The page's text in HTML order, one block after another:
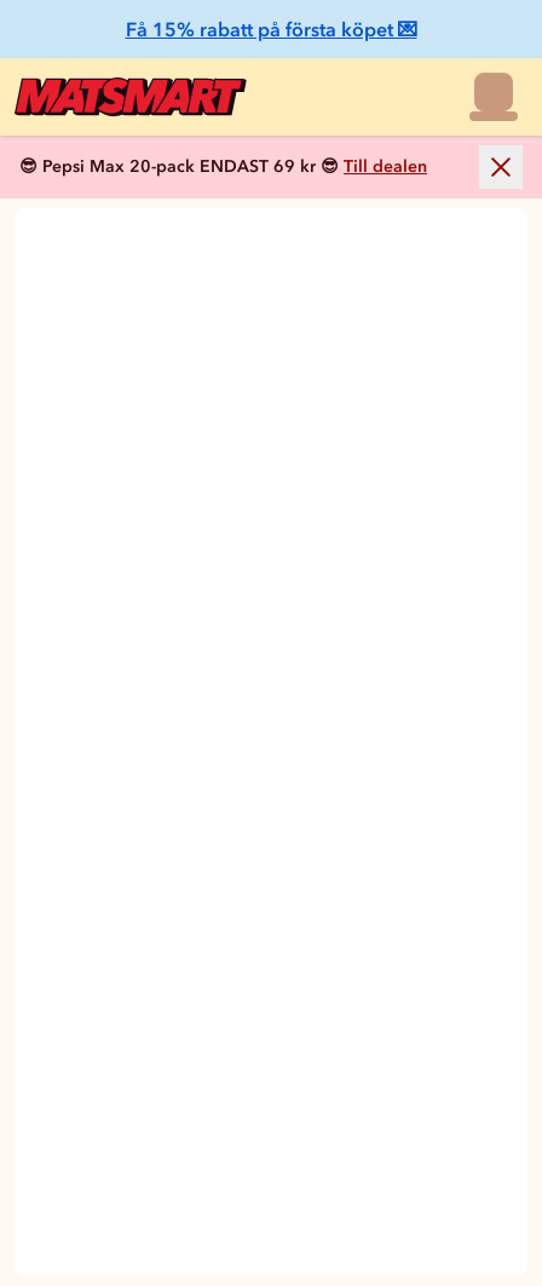
Få 15% rabatt på första köpet 💌
😎 Pepsi Max 20-pack ENDAST 69 kr 😎 Till dealen